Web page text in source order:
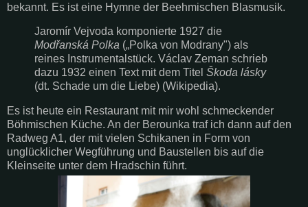
bekannt. Es ist eine Hymne der Beehmischen Blasmusik.
Jaromír Vejvoda komponierte 1927 die
Modřanská Polka („Polka von Modrany") als
reines Instrumentalstück. Václav Zeman schrieb
dazu 1932 einen Text mit dem Titel Škoda lásky
(dt. Schade um die Liebe) (Wikipedia).
Es ist heute ein Restaurant mit mir wohl schmeckender
Böhmischen Küche. An der Berounka traf ich dann auf den
Radweg A1, der mit vielen Schikanen in Form von
unglücklicher Wegführung und Baustellen bis auf die
Kleinseite unter dem Hradschin führt.